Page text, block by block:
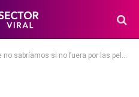
si no fuera por las películas estadounidenses